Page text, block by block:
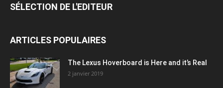
SÉLECTION DE L'EDITEUR
ARTICLES POPULAIRES
The Lexus Hoverboard is Here and it’s Real
2 janvier 2019